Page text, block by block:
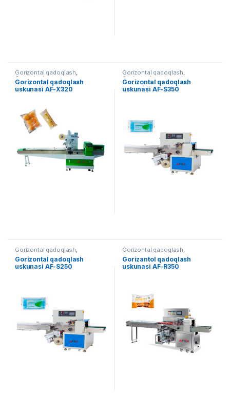
Gorizontal qadoqlash,
Qadoqlash
Gorizontal qadoqlash
uskunasi AF-X320
Gorizontal qadoqlash,
Qadoqlash
Gorizontal qadoqlash
uskunasi AF-S350
Gorizontal qadoqlash,
Qadoqlash
Gorizontal qadoqlash
uskunasi AF-S250
Gorizontal qadoqlash,
Qadoqlash
Gorizantol qadoqlash
uskunasi AF-R350